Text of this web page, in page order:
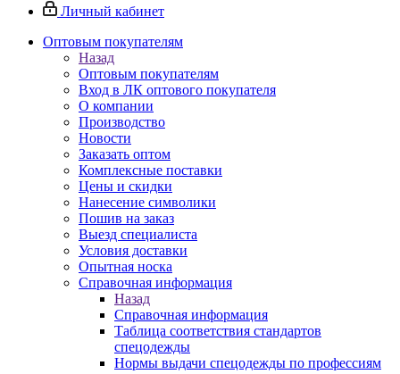
Личный кабинет
Оптовым покупателям
Назад
Оптовым покупателям
Вход в ЛК оптового покупателя
О компании
Производство
Новости
Заказать оптом
Комплексные поставки
Цены и скидки
Нанесение символики
Пошив на заказ
Выезд специалиста
Условия доставки
Опытная носка
Справочная информация
Назад
Справочная информация
Таблица соответствия стандартов
спецодежды
Нормы выдачи спецодежды по профессиям